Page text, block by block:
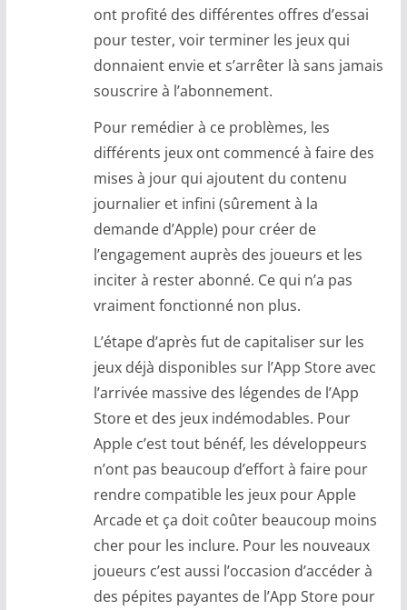
ont profité des différentes offres d’essai
pour tester, voir terminer les jeux qui
donnaient envie et s’arrêter là sans jamais
souscrire à l’abonnement.
Pour remédier à ce problèmes, les
différents jeux ont commencé à faire des
mises à jour qui ajoutent du contenu
journalier et infini (sûrement à la
demande d’Apple) pour créer de
l’engagement auprès des joueurs et les
inciter à rester abonné. Ce qui n’a pas
vraiment fonctionné non plus.
L’étape d’après fut de capitaliser sur les
jeux déjà disponibles sur l’App Store avec
l’arrivée massive des légendes de l’App
Store et des jeux indémodables. Pour
Apple c’est tout bénéf, les développeurs
n’ont pas beaucoup d’effort à faire pour
rendre compatible les jeux pour Apple
Arcade et ça doit coûter beaucoup moins
cher pour les inclure. Pour les nouveaux
joueurs c’est aussi l’occasion d’accéder à
des pépites payantes de l’App Store pour